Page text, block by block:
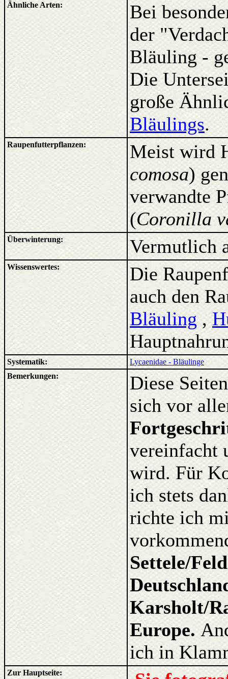
Ähnliche Arten:
Bei
der
Bläuling -
Die
große
Bläulings.
Raupenfutterpflanzen:
Meist wird
comosa)
verwandte
(Coronilla
Überwinterung: Vermutlich
Wissenswertes:
Die
auch den
Bläuling ,
Systematik:
Lycaenidae - Bläulinge
Bemerkungen:
Diese
sich vor
vereinfacht
wird. Für
ich stets
richte ich
Settele/
Karsholt/
Europe.
ich in
Zur Hauptseite: